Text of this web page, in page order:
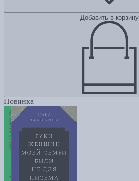
Добавить в корзину
Новинка